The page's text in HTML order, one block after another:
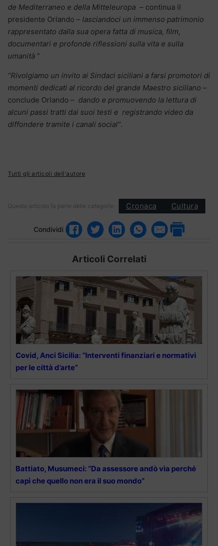
de Mediterraneo e della Mitteleuropa – continua il
presidente Orlando – lasciandoci un immenso patrimonio
rappresentato dalla sua opera fatta di musica, film,
documentari e profonde riflessioni sulla vita e sulla
umanità “
“Rivolgiamo un invito ai Sindaci siciliani a farsi promotori di
momenti dedicati al ricordo del grande Maestro siciliano –
conclude Orlando – dando e promuovendo la lettura di
alcuni passi tratti dai suoi testi e registrando video da
diffondere tramite i canali social”.
Tutti gli articoli dell'autore
Questo articolo fa parte delle categorie: Cronaca Cultura
Condividi
Articoli Correlati
Covid, Anci Sicilia: “Interventi finanziari e normativi
per le città d’arte”
Battiato, Musumeci: “Da assessore andò via perché
capì che quello non era il suo mondo”